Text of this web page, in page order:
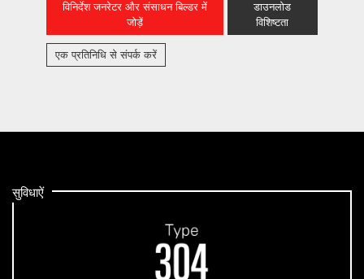
विनिर्देश जनरेटर और संसाधन बिल्डर में
जोड़ें
डाउनलोड
विशिष्टता
एक प्रतिनिधि से संपर्क करें
सुविधाऐं